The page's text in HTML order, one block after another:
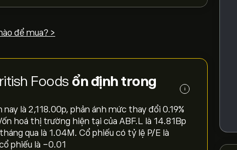
để mua? >
Foods ổn định trong
i
là 2,118.00‎p‎, phản ánh mức thay đổi ‎0.19‎%
hoá thị trường hiện tại của ABF.L là 14.81B‎p‎
qua là 1.04M. Cổ phiếu có tỷ lệ P/E là
phiếu là -0.01